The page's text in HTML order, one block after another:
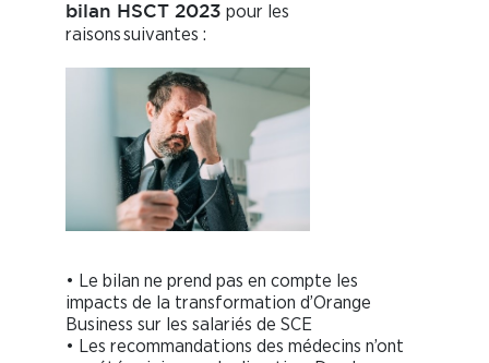
bilan HSCT 2023 pour les
raisons suivantes :
• Le bilan ne prend pas en compte les
impacts de la transformation d’Orange
Business sur les salariés de SCE
• Les recommandations des médecins n’ont